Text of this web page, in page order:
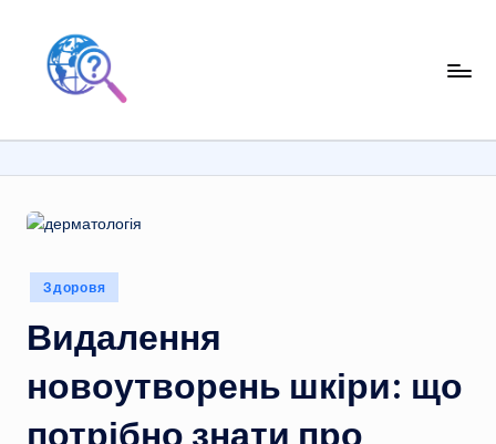
Перейти
Опубліковано
у
Здоровя
Видалення
новоутворень шкіри: що
потрібно знати про